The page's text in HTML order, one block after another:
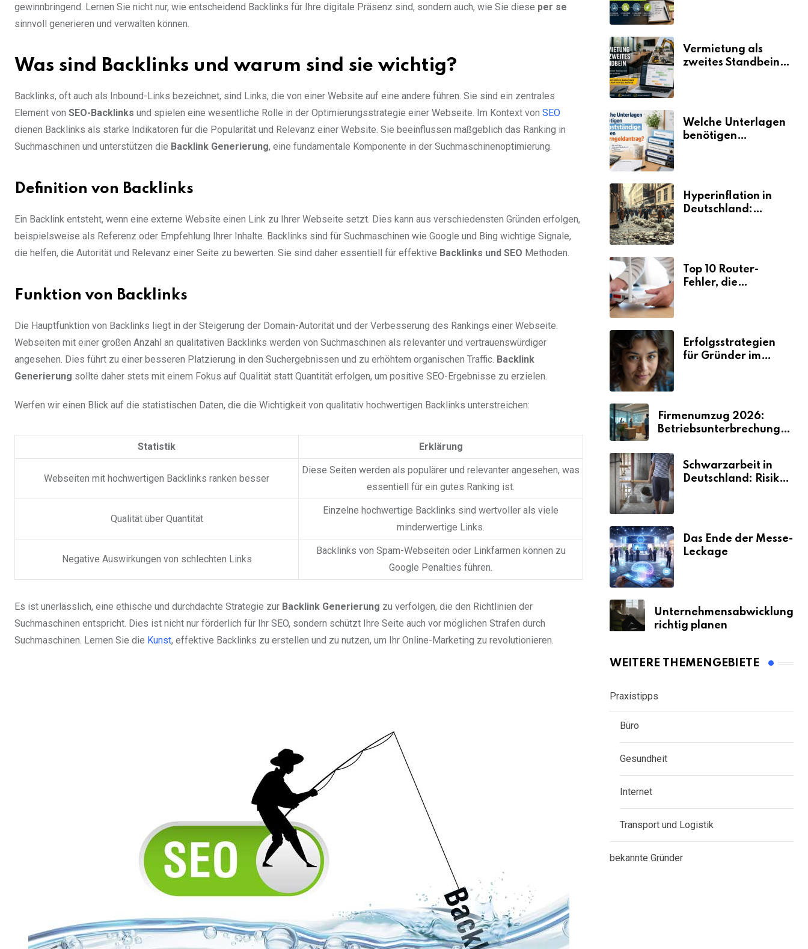
gewinnbringend. Lernen Sie nicht nur, wie entscheidend Backlinks für Ihre digitale Präsenz sind, sondern auch, wie Sie diese per se
sinnvoll generieren und verwalten können.
Was sind Backlinks und warum sind sie wichtig?
Backlinks, oft auch als Inbound-Links bezeichnet, sind Links, die von einer Website auf eine andere führen. Sie sind ein zentrales
Element von SEO-Backlinks und spielen eine wesentliche Rolle in der Optimierungsstrategie einer Webseite. Im Kontext von SEO
dienen Backlinks als starke Indikatoren für die Popularität und Relevanz einer Website. Sie beeinflussen maßgeblich das Ranking in
Suchmaschinen und unterstützen die Backlink Generierung, eine fundamentale Komponente in der Suchmaschinenoptimierung.
Definition von Backlinks
Ein Backlink entsteht, wenn eine externe Website einen Link zu Ihrer Webseite setzt. Dies kann aus verschiedensten Gründen erfolgen,
beispielsweise als Referenz oder Empfehlung Ihrer Inhalte. Backlinks sind für Suchmaschinen wie Google und Bing wichtige Signale,
die helfen, die Autorität und Relevanz einer Seite zu bewerten. Sie sind daher essentiell für effektive Backlinks und SEO Methoden.
Funktion von Backlinks
Die Hauptfunktion von Backlinks liegt in der Steigerung der Domain-Autorität und der Verbesserung des Rankings einer Webseite.
Webseiten mit einer großen Anzahl an qualitativen Backlinks werden von Suchmaschinen als relevanter und vertrauenswürdiger
angesehen. Dies führt zu einer besseren Platzierung in den Suchergebnissen und zu erhöhtem organischen Traffic. Backlink
Generierung sollte daher stets mit einem Fokus auf Qualität statt Quantität erfolgen, um positive SEO-Ergebnisse zu erzielen.
Werfen wir einen Blick auf die statistischen Daten, die die Wichtigkeit von qualitativ hochwertigen Backlinks unterstreichen:
Statistik Erklärung
Webseiten mit hochwertigen Backlinks ranken besser
Diese Seiten werden als populärer und relevanter angesehen, was
essentiell für ein gutes Ranking ist.
Qualität über Quantität
Einzelne hochwertige Backlinks sind wertvoller als viele
minderwertige Links.
Negative Auswirkungen von schlechten Links
Backlinks von Spam-Webseiten oder Linkfarmen können zu
Google Penalties führen.
Es ist unerlässlich, eine ethische und durchdachte Strategie zur Backlink Generierung zu verfolgen, die den Richtlinien der
Suchmaschinen entspricht. Dies ist nicht nur förderlich für Ihr SEO, sondern schützt Ihre Seite auch vor möglichen Strafen durch
Suchmaschinen. Lernen Sie die Kunst, effektive Backlinks zu erstellen und zu nutzen, um Ihr Online-Marketing zu revolutionieren.
Vermietung als
zweites Standbein:
Umsätze machen
Welche Unterlagen
benötigen
Hyperinflation in
Deutschland:
Top 10 Router-
Fehler, die
Erfolgsstrategien
für Gründer im
Firmenumzug 2026:
Betriebsunterbrechungen
Schwarzarbeit in
Deutschland: Risiken
Das Ende der Messe-
Leckage
Unternehmensabwicklung
richtig planen
WEITERE THEMENGEBIETE
Praxistipps
Büro
Gesundheit
Internet
Transport und Logistik
bekannte Gründer